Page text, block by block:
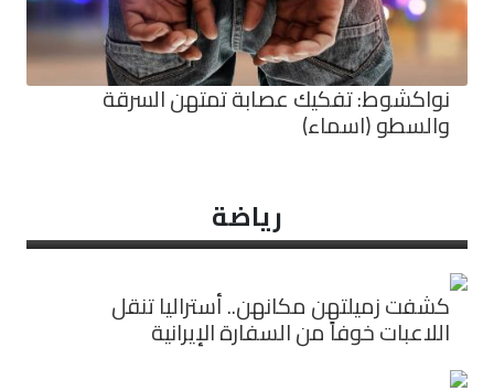
نواكشوط: تفكيك عصابة تمتهن السرقة
والسطو (اسماء)
رياضة
كشفت زميلتهن مكانهن.. أستراليا تنقل
اللاعبات خوفاً من السفارة الإيرانية